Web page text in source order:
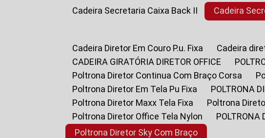
Cadeira Secretaria Caixa Back II
Cadeira
Cadeira Diretor Em Couro P.u. Fixa
Cadeira
CADEIRA GIRATÓRIA DIRETOR OFFICE
Poltrona Diretor Continua Com Braço Corsa
Poltrona Diretor Em Tela Pu Fixa
POLTRONA
Poltrona Diretor Maxx Tela Fixa
Poltrona
Poltrona Diretor Office Tela Nylon
Poltrona Diretor Sky Com Braço